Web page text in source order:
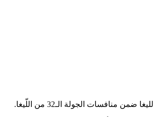
منافسات الجولة الـ32 من اللّيغا.